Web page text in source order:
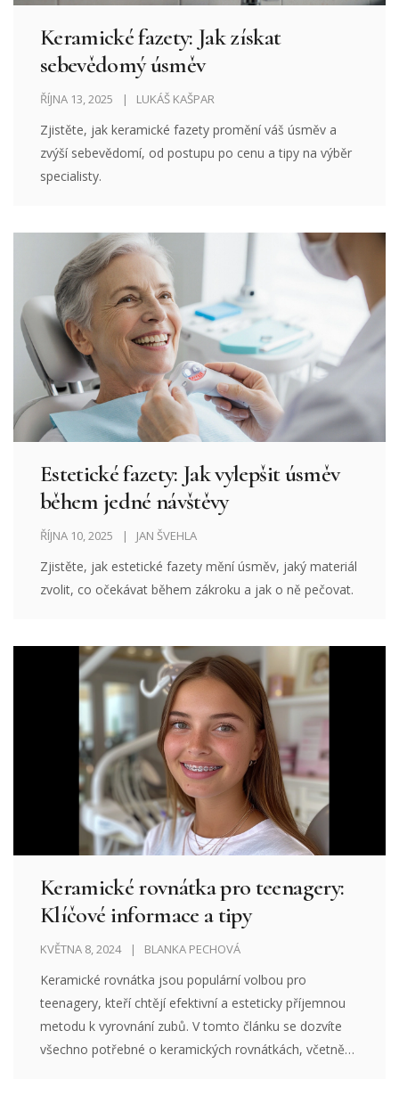
Keramické fazety: Jak získat
sebevědomý úsměv
ŘÍJNA 13, 2025 LUKÁŠ KAŠPAR
Zjistěte, jak keramické fazety promění váš úsměv a
zvýší sebevědomí, od postupu po cenu a tipy na výběr
specialisty.
Estetické fazety: Jak vylepšit úsměv
během jedné návštěvy
ŘÍJNA 10, 2025 JAN ŠVEHLA
Zjistěte, jak estetické fazety mění úsměv, jaký materiál
zvolit, co očekávat během zákroku a jak o ně pečovat.
Keramické rovnátka pro teenagery:
Klíčové informace a tipy
KVĚTNA 8, 2024 BLANKA PECHOVÁ
Keramické rovnátka jsou populární volbou pro
teenagery, kteří chtějí efektivní a esteticky příjemnou
metodu k vyrovnání zubů. V tomto článku se dozvíte
všechno potřebné o keramických rovnátkách, včetně